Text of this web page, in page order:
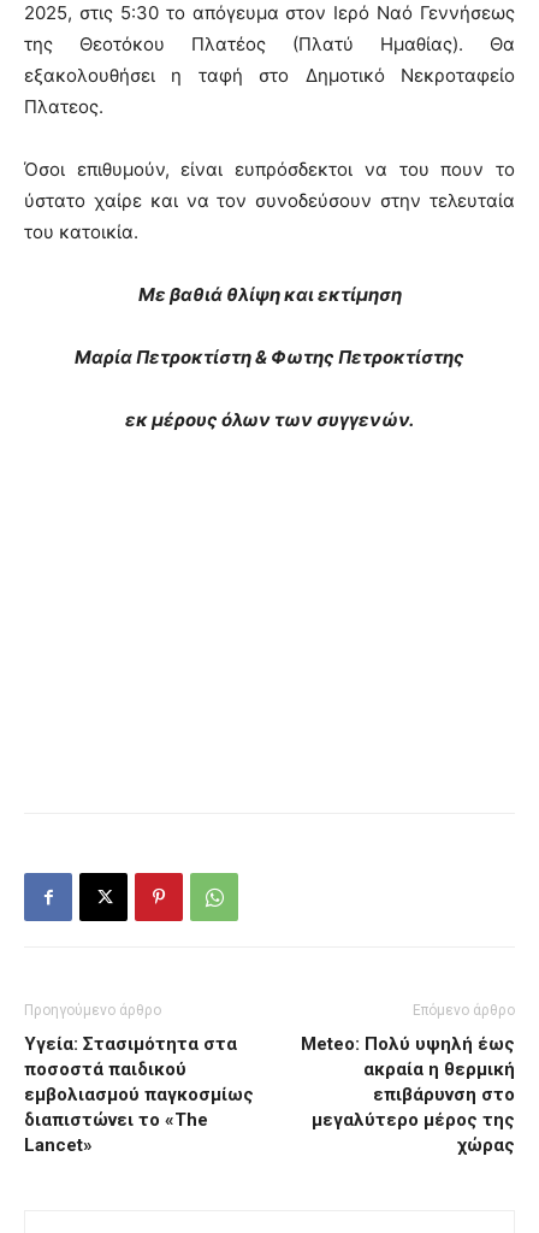
2025, στις 5:30 το απόγευμα στον Ιερό Ναό Γεννήσεως
της Θεοτόκου Πλατέος (Πλατύ Ημαθίας). Θα
εξακολουθήσει η ταφή στο Δημοτικό Νεκροταφείο
Πλατεος.
Όσοι επιθυμούν, είναι ευπρόσδεκτοι να του πουν το
ύστατο χαίρε και να τον συνοδεύσουν στην τελευταία
του κατοικία.
Με βαθιά θλίψη και εκτίμηση
Μαρία Πετροκτίστη & Φωτης Πετροκτίστης
εκ μέρους όλων των συγγενών.
Προηγούμενο άρθρο
Υγεία: Στασιμότητα στα
ποσοστά παιδικού
εμβολιασμού παγκοσμίως
διαπιστώνει το «The
Lancet»
Επόμενο άρθρο
Meteo: Πολύ υψηλή έως
ακραία η θερμική
επιβάρυνση στο
μεγαλύτερο μέρος της
χώρας